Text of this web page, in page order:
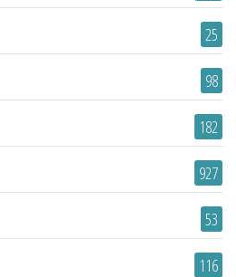
25
98
182
927
53
116